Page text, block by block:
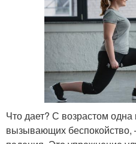
Что дает? С возрастом
вызывающих беспокойство,